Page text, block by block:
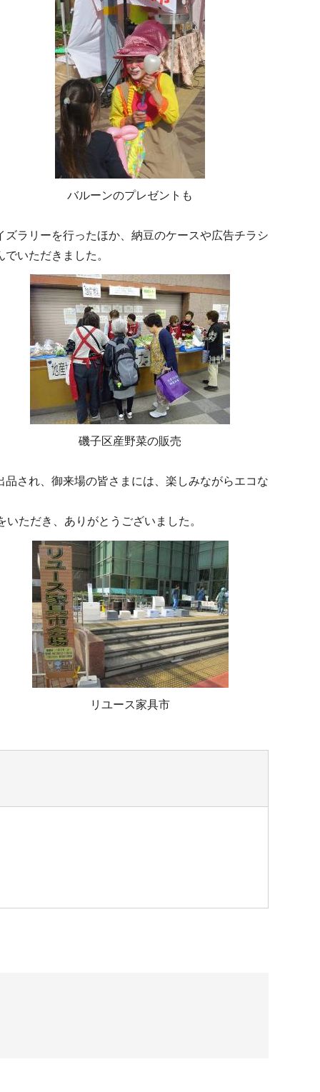
バルーンのプレゼントも
ラリーを行ったほか、納豆のケースや広告チラシ
いただきました。
磯子区産野菜の販売
され、御来場の皆さまには、楽しみながらエコな
ただき、ありがとうございました。
リユース家具市